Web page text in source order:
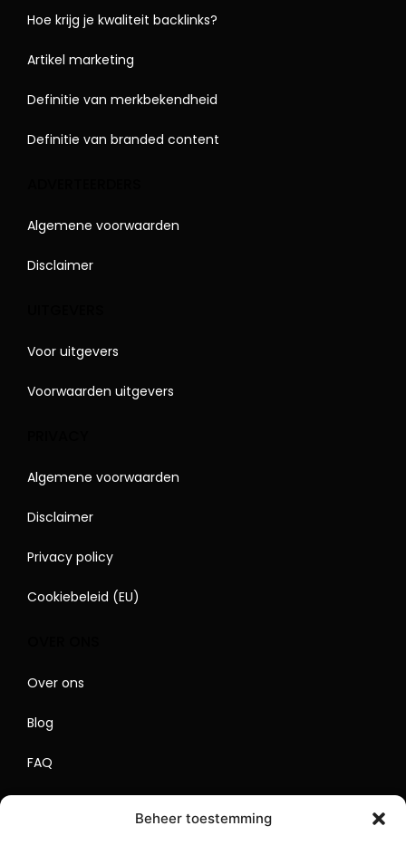
Beheer toestemming
Hoe krijg je kwaliteit backlinks?
Artikel marketing
Definitie van merkbekendheid
Definitie van branded content
Algemene voorwaarden
Disclaimer
Voor uitgevers
Voorwaarden uitgevers
Algemene voorwaarden
Disclaimer
Privacy policy
Cookiebeleid (EU)
Over ons
Blog
FAQ